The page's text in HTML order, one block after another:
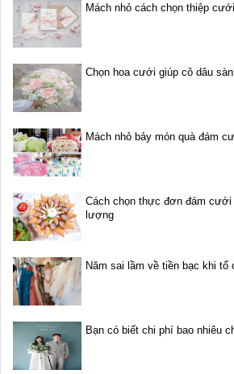
Mách nhỏ cách chọn thiệp
Chọn hoa cưới giúp cô dâu
Mách nhỏ bảy món quà đám
Cách chọn thực đơn đám cưới
lượng
Năm sai lầm về tiền bạc khi
Bạn có biết chi phí bao nhiêu